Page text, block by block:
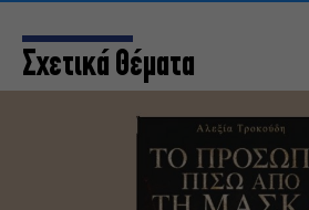
Σχετικά Θέματα